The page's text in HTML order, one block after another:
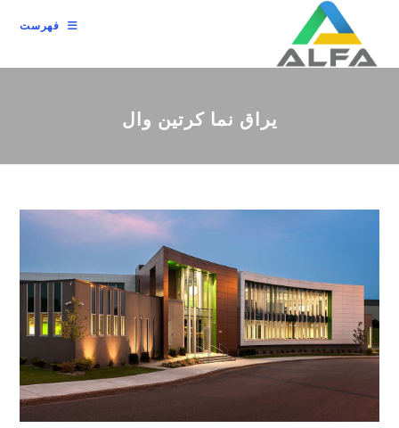
محتوا
فهرست
یراق نما کرتین وال